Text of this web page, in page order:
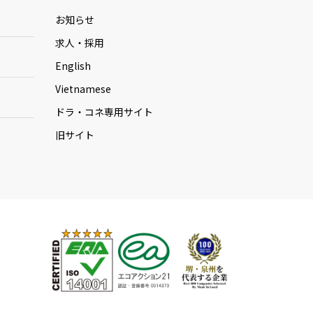
お知らせ
求人・採用
English
Vietnamese
ドラ・コネ専用サイト
旧サイト